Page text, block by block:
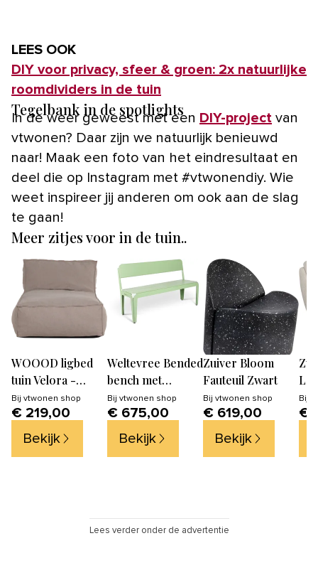
LEES OOK
DIY voor privacy, sfeer & groen: 2x natuurlijke
roomdividers in de tuin
Tegelbank in de spotlights
In de weer geweest met een DIY-project van
vtwonen? Daar zijn we natuurlijk benieuwd
naar! Maak een foto van het eindresultaat en
deel die op Instagram met #vtwonendiy. Wie
weet inspireer jij anderen om ook aan de slag
te gaan!
Meer zitjes voor in de tuin..
WOOOD ligbed
tuin Velora -
Polyester - Zand
- 80x175x95
Bij vtwonen shop
€ 219,00
Bekijk
Weltevree Bended
bench met
rugleuning
Bij vtwonen shop
€ 675,00
Bekijk
Zuiver Bloom
Fauteuil Zwart
Bij vtwonen shop
€ 619,00
Bekijk
Bij
€
Lees verder onder de advertentie